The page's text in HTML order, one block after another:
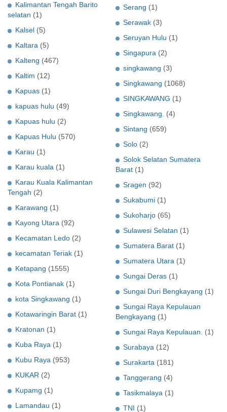
Kalimantan Tengah Barito
selatan (1)
Kalsel (5)
Kaltara (5)
Kalteng (467)
Kaltim (12)
Kapuas (1)
kapuas hulu (49)
Kapuas hulu (2)
Kapuas Hulu (570)
Karau (1)
Karau kuala (1)
Karau Kuala Kalimantan
Tengah (2)
Karawang (1)
Kayong Utara (92)
Kecamatan Ledo (2)
kecamatan Teriak (1)
Ketapang (1555)
Kota Pontianak (1)
kota Singkawang (1)
Kotawaringin Barat (1)
Kratonan (1)
Kuba Raya (1)
Kubu Raya (953)
KUKAR (2)
Kupamg (1)
Lamandau (1)
Serang (1)
Serawak (3)
Seruyan Hulu (1)
Singapura (2)
singkawang (3)
Singkawang (1068)
SINGKAWANG (1)
Singkawang. (4)
Sintang (659)
Solo (2)
Solok Selatan Sumatera
Barat (1)
Sragen (92)
Sukabumi (1)
Sukoharjo (65)
Sulawesi Selatan (1)
Sumatera Barat (1)
Sumatera Utara (1)
Sungai Deras (1)
Sungai Duri Bengkayang (1)
Sungai Raya Kepulauan
Bengkayang (1)
Sungai Raya Kepulauan. (1)
Surabaya (12)
Surakarta (181)
Tanggerang (4)
Tasikmalaya (1)
TNI (1)